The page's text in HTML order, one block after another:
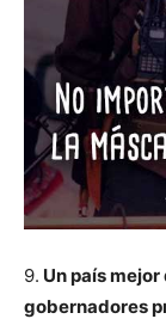
9. Un país
gobernadores